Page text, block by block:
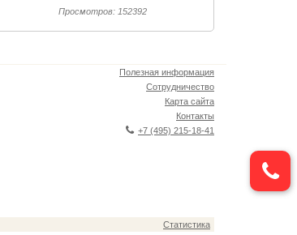
Просмотров: 152392
Полезная информация
Сотрудничество
Карта сайта
Контакты
+7 (495) 215-18-41
Статистика